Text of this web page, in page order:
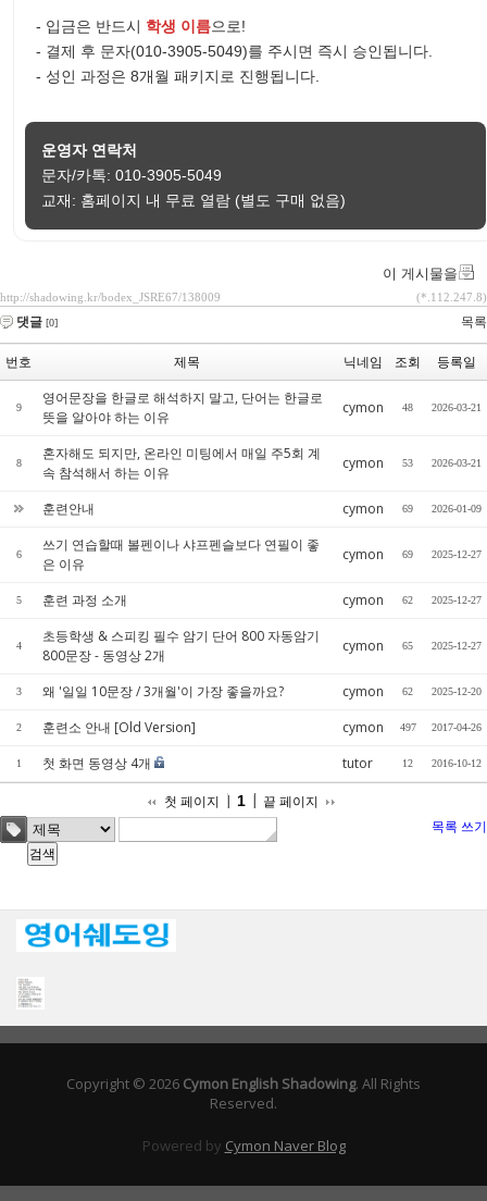
- 입금은 반드시 학생 이름으로!
- 결제 후 문자(010-3905-5049)를 주시면 즉시 승인됩니다.
- 성인 과정은 8개월 패키지로 진행됩니다.
운영자 연락처
문자/카톡: 010-3905-5049
교재: 홈페이지 내 무료 열람 (별도 구매 없음)
이 게시물을
http://shadowing.kr/bodex_JSRE67/138009 (*.112.247.8)
댓글 [0] 목록
번호 제목 닉네임 조회 등록일
9
영어문장을 한글로 해석하지 말고, 단어는 한글로
뜻을 알아야 하는 이유
cymon 48 2026-03-21
8
혼자해도 되지만, 온라인 미팅에서 매일 주5회 계
속 참석해서 하는 이유
cymon 53 2026-03-21
훈련안내 cymon 69 2026-01-09
6
쓰기 연습할때 볼펜이나 샤프펜슬보다 연필이 좋
은 이유
cymon 69 2025-12-27
5 훈련 과정 소개 cymon 62 2025-12-27
4
초등학생 & 스피킹 필수 암기 단어 800 자동암기
800문장 - 동영상 2개
cymon 65 2025-12-27
3 왜 '일일 10문장 / 3개월'이 가장 좋을까요? cymon 62 2025-12-20
2 훈련소 안내 [Old Version] cymon 497 2017-04-26
1 첫 화면 동영상 4개 tutor 12 2016-10-12
첫 페이지 1 끝 페이지
목록 쓰기
Copyright © 2026 Cymon English Shadowing. All Rights
Reserved.
Powered by Cymon Naver Blog